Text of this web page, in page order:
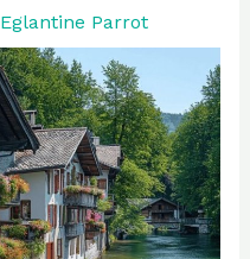
Eglantine Parrot